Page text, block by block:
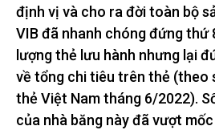
định vị và cho ra đời toàn bộ
VIB đã nhanh chóng đứng thứ
lượng thẻ lưu hành nhưng lại
về tổng chi tiêu trên thẻ (theo
thẻ Việt Nam tháng 6/2022).
của nhà băng này đã vượt